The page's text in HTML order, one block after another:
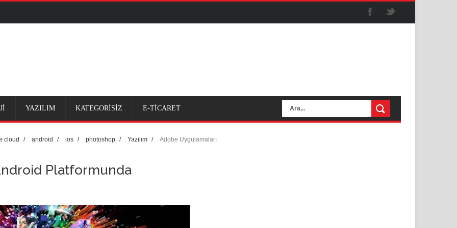
YAZILIM KATEGORİSİZ E-TİCARET
cloud / android / ios / photoshop / Yazılım /
Adobe Uygulamaları
Platformunda